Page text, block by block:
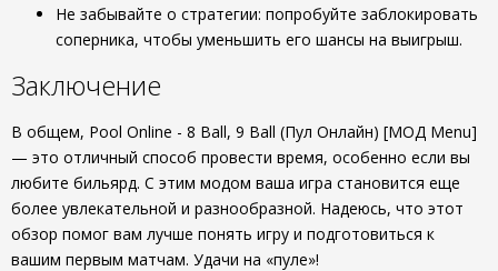
Не забывайте о стратегии: попробуйте заблокировать
соперника, чтобы уменьшить его шансы на выигрыш.
Заключение
В общем, Pool Online - 8 Ball, 9 Ball (Пул Онлайн) [МОД Menu]
— это отличный способ провести время, особенно если вы
любите бильярд. С этим модом ваша игра становится еще
более увлекательной и разнообразной. Надеюсь, что этот
обзор помог вам лучше понять игру и подготовиться к
вашим первым матчам. Удачи на «пуле»!